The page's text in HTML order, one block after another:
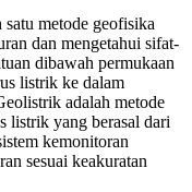
metode geofisika
dan mengetahui sifat-
dibawah permukaan
listrik ke dalam
adalah metode
listrik yang berasal dari
kemonitoran
sesuai keakuratan